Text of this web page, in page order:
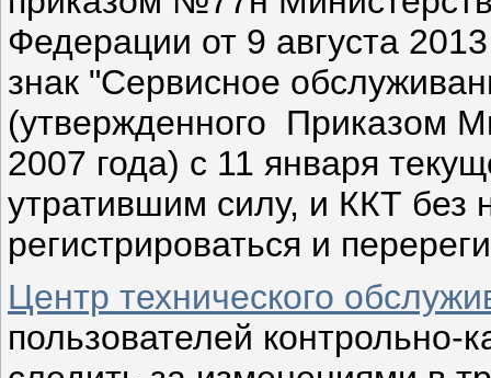
Федерации от 9 августа
знак "Сервисное
(утвержденного Приказом
2007 года) с 11 января
утратившим силу, и ККТ без
регистрироваться и
Центр технического
пользователей контрольно-